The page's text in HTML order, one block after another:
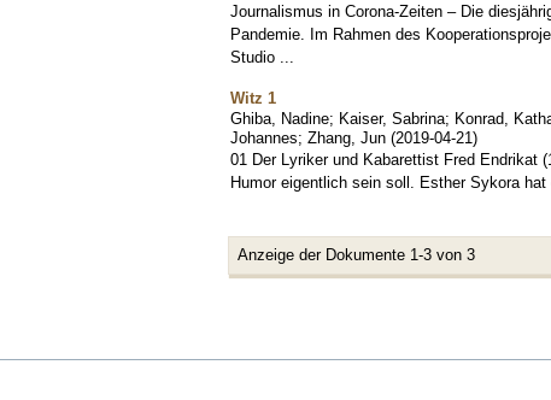
Journalismus in Corona-Zeiten – Die
Pandemie. Im Rahmen des
Studio ...
Witz 1
Ghiba, Nadine; Kaiser, Sabrina; Konrad,
Johannes; Zhang, Jun (2019-04-21)
01 Der Lyriker und Kabarettist Fred Endrikat
Humor eigentlich sein soll. Esther Sykora
Anzeige der Dokumente 1-3 von 3